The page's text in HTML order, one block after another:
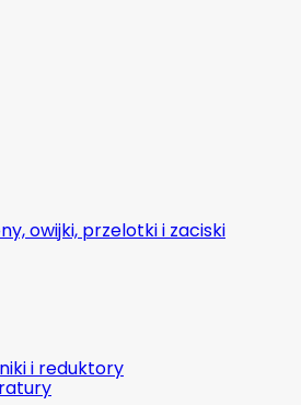
owijki, przelotki i zaciski
i reduktory